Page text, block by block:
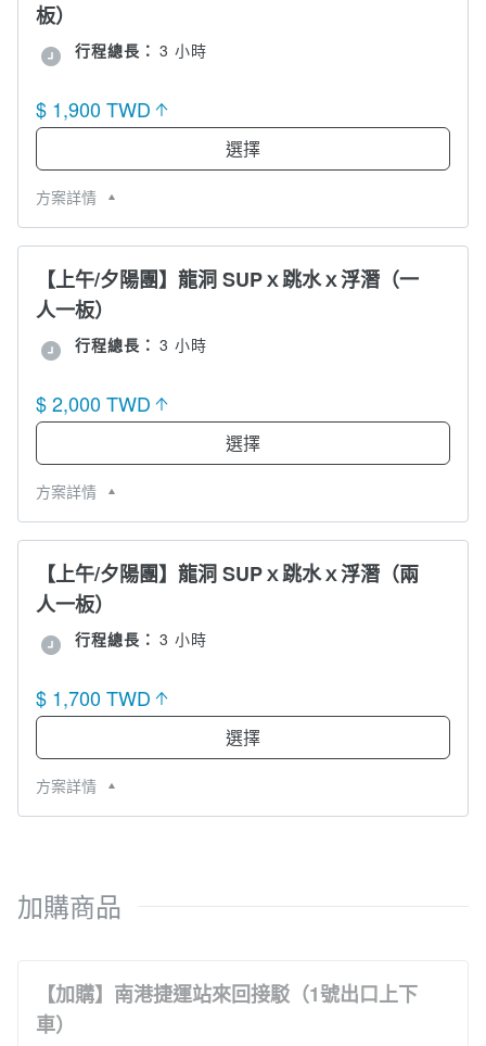
板）
行程總長： 3 小時
$ 1,900 TWD
選擇
方案詳情
【上午/夕陽團】龍洞 SUPｘ跳水ｘ浮潛（一
人一板）
行程總長： 3 小時
$ 2,000 TWD
選擇
方案詳情
【上午/夕陽團】龍洞 SUPｘ跳水ｘ浮潛（兩
人一板）
行程總長： 3 小時
$ 1,700 TWD
選擇
方案詳情
加購商品
【加購】南港捷運站來回接駁（1號出口上下
車）